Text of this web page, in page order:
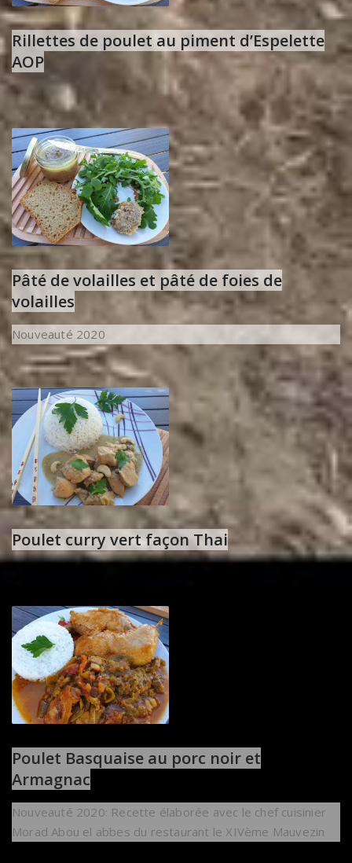
Rillettes de poulet au piment d’Espelette
AOP
Pâté de volailles et pâté de foies de
volailles
Nouveauté 2020
Poulet curry vert façon Thai
Poulet Basquaise au porc noir et
Armagnac
Nouveauté 2020: Recette élaborée avec le chef cuisinier
Morad Abou el abbes du restaurant le XIVème Mauvezin